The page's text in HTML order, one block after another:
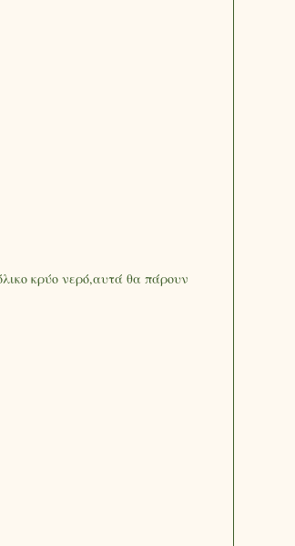
κρύο νερό,αυτά θα πάρουν